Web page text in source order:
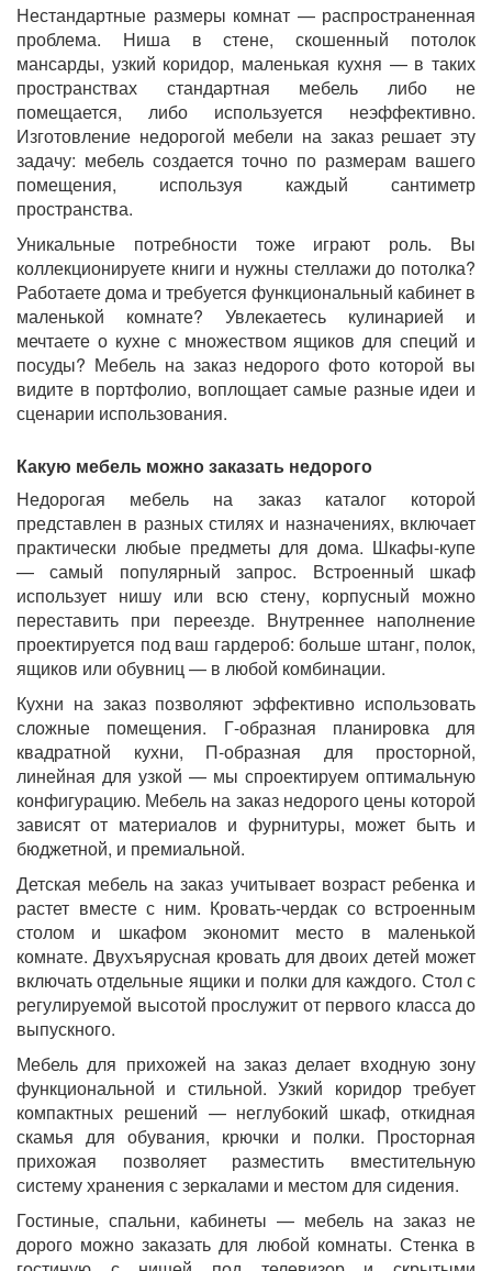
Нестандартные размеры комнат — распространенная
проблема. Ниша в стене, скошенный потолок
мансарды, узкий коридор, маленькая кухня — в таких
пространствах стандартная мебель либо не
помещается, либо используется неэффективно.
Изготовление недорогой мебели на заказ решает эту
задачу: мебель создается точно по размерам вашего
помещения, используя каждый сантиметр
пространства.
Уникальные потребности тоже играют роль. Вы
коллекционируете книги и нужны стеллажи до потолка?
Работаете дома и требуется функциональный кабинет в
маленькой комнате? Увлекаетесь кулинарией и
мечтаете о кухне с множеством ящиков для специй и
посуды? Мебель на заказ недорого фото которой вы
видите в портфолио, воплощает самые разные идеи и
сценарии использования.
Какую мебель можно заказать недорого
Недорогая мебель на заказ каталог которой
представлен в разных стилях и назначениях, включает
практически любые предметы для дома. Шкафы-купе
— самый популярный запрос. Встроенный шкаф
использует нишу или всю стену, корпусный можно
переставить при переезде. Внутреннее наполнение
проектируется под ваш гардероб: больше штанг, полок,
ящиков или обувниц — в любой комбинации.
Кухни на заказ позволяют эффективно использовать
сложные помещения. Г-образная планировка для
квадратной кухни, П-образная для просторной,
линейная для узкой — мы спроектируем оптимальную
конфигурацию. Мебель на заказ недорого цены которой
зависят от материалов и фурнитуры, может быть и
бюджетной, и премиальной.
Детская мебель на заказ учитывает возраст ребенка и
растет вместе с ним. Кровать-чердак со встроенным
столом и шкафом экономит место в маленькой
комнате. Двухъярусная кровать для двоих детей может
включать отдельные ящики и полки для каждого. Стол с
регулируемой высотой прослужит от первого класса до
выпускного.
Мебель для прихожей на заказ делает входную зону
функциональной и стильной. Узкий коридор требует
компактных решений — неглубокий шкаф, откидная
скамья для обувания, крючки и полки. Просторная
прихожая позволяет разместить вместительную
систему хранения с зеркалами и местом для сидения.
Гостиные, спальни, кабинеты — мебель на заказ не
дорого можно заказать для любой комнаты. Стенка в